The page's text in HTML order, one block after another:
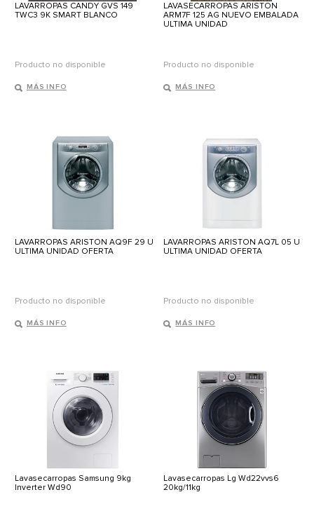
LAVARROPAS CANDY GVS 149
TWC3 9K SMART BLANCO
Producto no disponible
MÁS INFO
LAVASECARROPAS ARISTON
ARM7F 125 AG NUEVO EMBALADA
ULTIMA UNIDAD
Producto no disponible
MÁS INFO
LAVARROPAS ARISTON AQ9F 29 U
ULTIMA UNIDAD OFERTA
Producto no disponible
MÁS INFO
LAVARROPAS ARISTON AQ7L 05 U
ULTIMA UNIDAD OFERTA
Producto no disponible
MÁS INFO
Lavasecarropas Samsung 9kg
Inverter Wd90
Lavasecarropas Lg Wd22vvs6
20kg/11kg